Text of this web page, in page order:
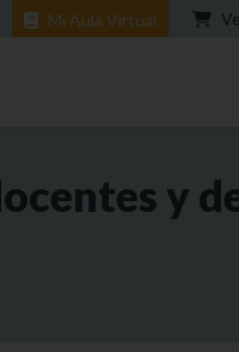
Mi Aula Virtual
y